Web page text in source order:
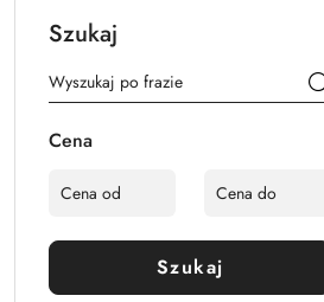
Szukaj
Cena
Szukaj